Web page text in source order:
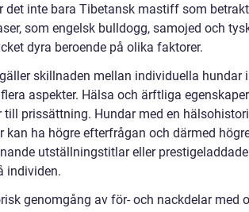
det inte bara Tibetansk mastiff som
som engelsk bulldogg, samojed och
dyra beroende på olika faktorer.
skillnaden mellan individuella hundar
aspekter. Hälsa och ärftliga
till prissättning. Hundar med en
kan ha högre efterfrågan och därmed
utställningstitlar eller
individen.
genomgång av för- och nackdelar med